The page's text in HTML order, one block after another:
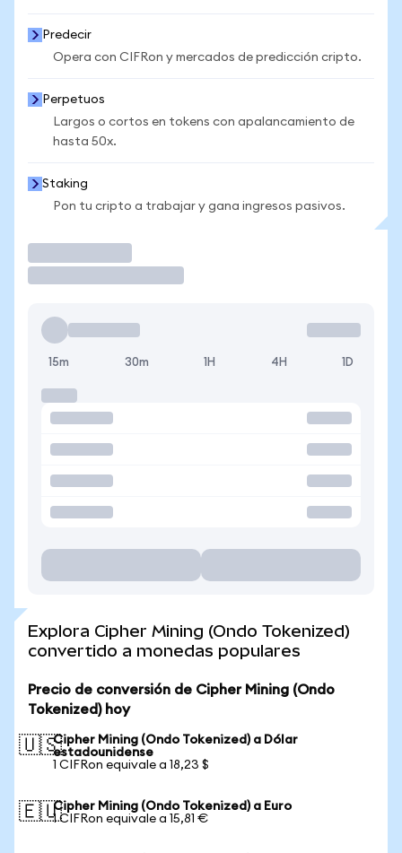
Predecir
Opera con CIFRon y mercados de predicción cripto.
Perpetuos
Largos o cortos en tokens con apalancamiento de
hasta 50x.
Staking
Pon tu cripto a trabajar y gana ingresos pasivos.
15m 30m 1H 4H 1D
Explora Cipher Mining (Ondo Tokenized)
convertido a monedas populares
Precio de conversión de Cipher Mining (Ondo
Tokenized) hoy
🇺🇸Cipher Mining (Ondo Tokenized) a Dólar
estadounidense
1 CIFRon equivale a 18,23 $
🇪🇺Cipher Mining (Ondo Tokenized) a Euro
1 CIFRon equivale a 15,81 €